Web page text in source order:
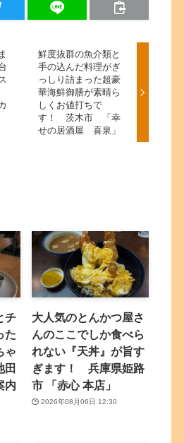
鮮度抜群の魚介類と
手の込んだ料理がぎ
っしり詰まった超豪
華海鮮御膳が素晴ら
しくお値打ちで
す！ 茨木市 「幸
せの居酒屋 喜泉」
チ
た
ゃ
田
内
大人気のとんかつ屋さ
んのここでしか食べら
れない『天丼』が旨す
ぎます！ 兵庫県姫路
市 「赤心 本店」
2026年08月06日 12:30